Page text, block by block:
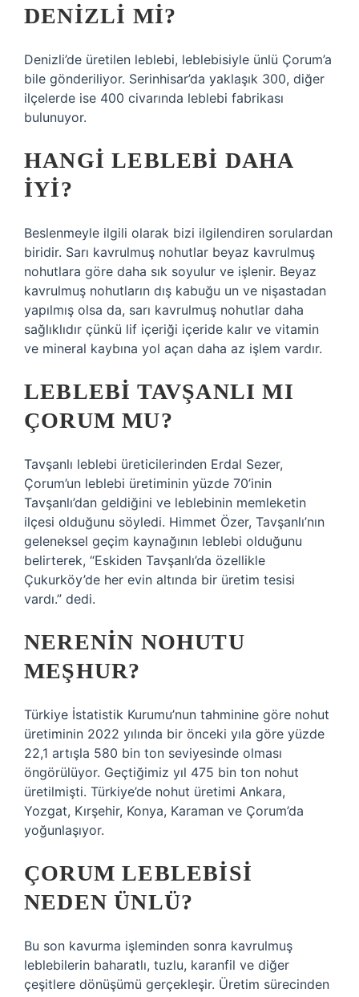
DENIZLI MI?
Denizli’de üretilen leblebi, leblebisiyle ünlü Çorum’a
bile gönderiliyor. Serinhisar’da yaklaşık 300, diğer
ilçelerde ise 400 civarında leblebi fabrikası
bulunuyor.
HANGI LEBLEBI DAHA
IYI?
Beslenmeyle ilgili olarak bizi ilgilendiren sorulardan
biridir. Sarı kavrulmuş nohutlar beyaz kavrulmuş
nohutlara göre daha sık soyulur ve işlenir. Beyaz
kavrulmuş nohutların dış kabuğu un ve nişastadan
yapılmış olsa da, sarı kavrulmuş nohutlar daha
sağlıklıdır çünkü lif içeriği içeride kalır ve vitamin
ve mineral kaybına yol açan daha az işlem vardır.
LEBLEBI TAVŞANLI MI
ÇORUM MU?
Tavşanlı leblebi üreticilerinden Erdal Sezer,
Çorum’un leblebi üretiminin yüzde 70’inin
Tavşanlı’dan geldiğini ve leblebinin memleketin
ilçesi olduğunu söyledi. Himmet Özer, Tavşanlı’nın
geleneksel geçim kaynağının leblebi olduğunu
belirterek, “Eskiden Tavşanlı’da özellikle
Çukurköy’de her evin altında bir üretim tesisi
vardı.” dedi.
NERENIN NOHUTU
MEŞHUR?
Türkiye İstatistik Kurumu’nun tahminine göre nohut
üretiminin 2022 yılında bir önceki yıla göre yüzde
22,1 artışla 580 bin ton seviyesinde olması
öngörülüyor. Geçtiğimiz yıl 475 bin ton nohut
üretilmişti. Türkiye’de nohut üretimi Ankara,
Yozgat, Kırşehir, Konya, Karaman ve Çorum’da
yoğunlaşıyor.
ÇORUM LEBLEBISI
NEDEN ÜNLÜ?
Bu son kavurma işleminden sonra kavrulmuş
leblebilerin baharatlı, tuzlu, karanfil ve diğer
çeşitlere dönüşümü gerçekleşir. Üretim sürecinden